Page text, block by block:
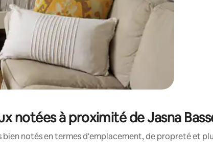
notées à proximité de Jasna
bien notés en termes d'emplacement, de propreté et